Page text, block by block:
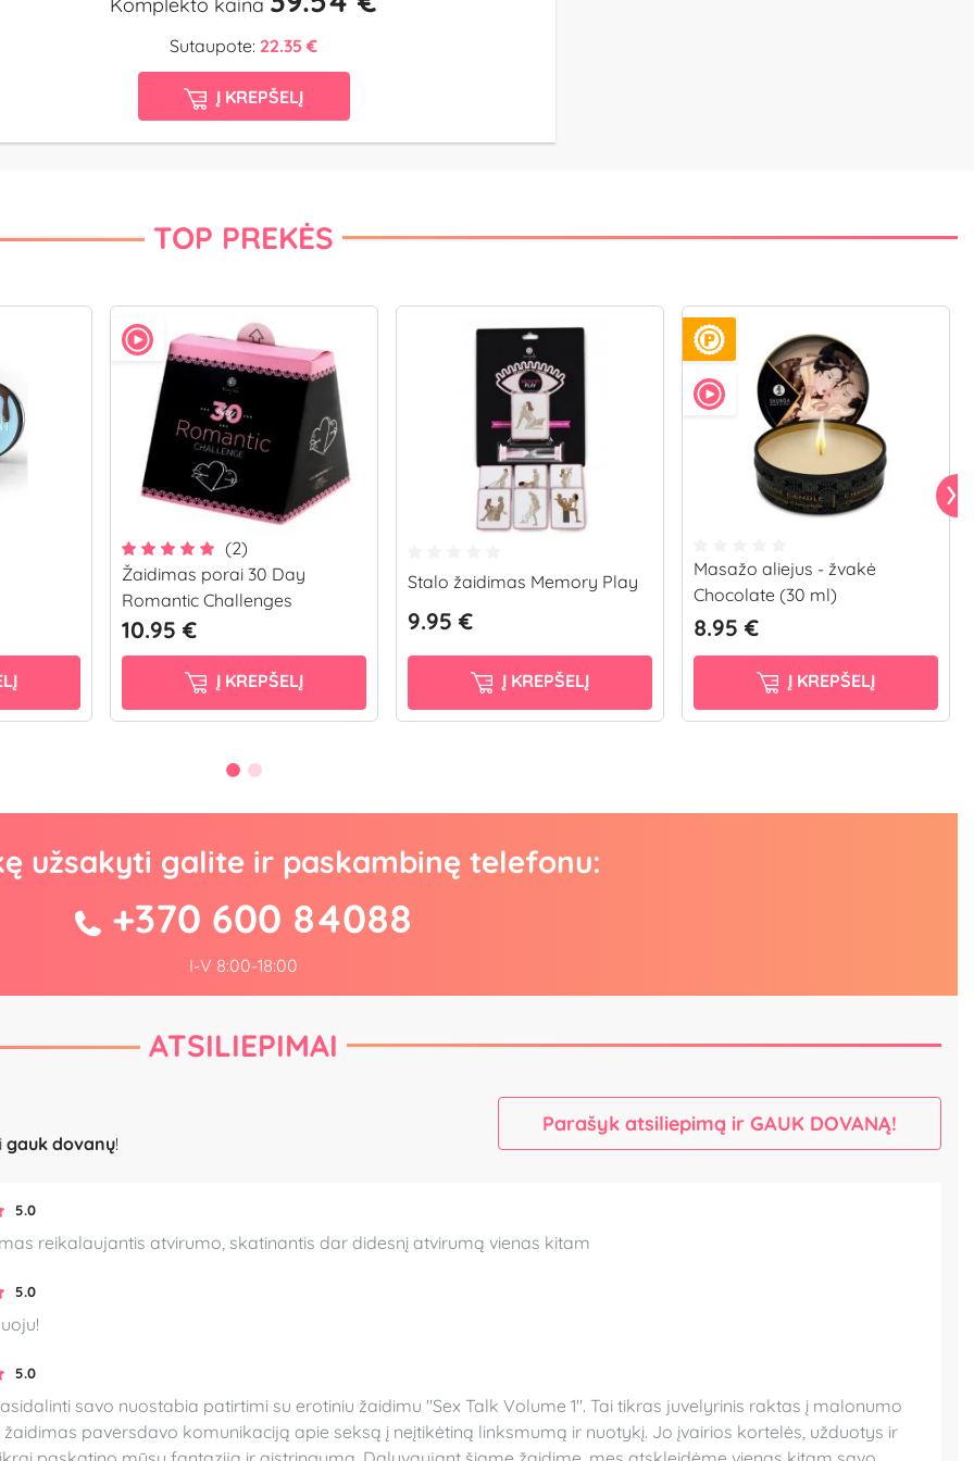
Komplekto kaina
Sutaupote: 22.35 €
Į KREPŠELĮ
TOP PREKĖS
(2)
Žaidimas porai 30 Day
Romantic Challenges
10.95 €
Į KREPŠELĮ
Stalo žaidimas Memory Play
9.95 €
Į KREPŠELĮ
Masažo aliejus - žvakė
Chocolate (30 ml)
8.95 €
Į KREPŠELĮ
užsakyti galite ir paskambinę telefonu:
+370 600 84088
I-V 8:00-18:00
ATSILIEPIMAI
gauk dovanų!
Parašyk atsiliepimą ir GAUK DOVANĄ!
5.0
reikalaujantis atvirumo, skatinantis dar didesnį atvirumą vienas kitam
5.0
5.0
savo nuostabia patirtimi su erotiniu žaidimu "Sex Talk Volume 1". Tai tikras juvelyrinis raktas į malonumo
žaidimas paversdavo komunikaciją apie seksą į neįtikėtiną linksmumą ir nuotykį. Jo įvairios kortelės, užduotys ir